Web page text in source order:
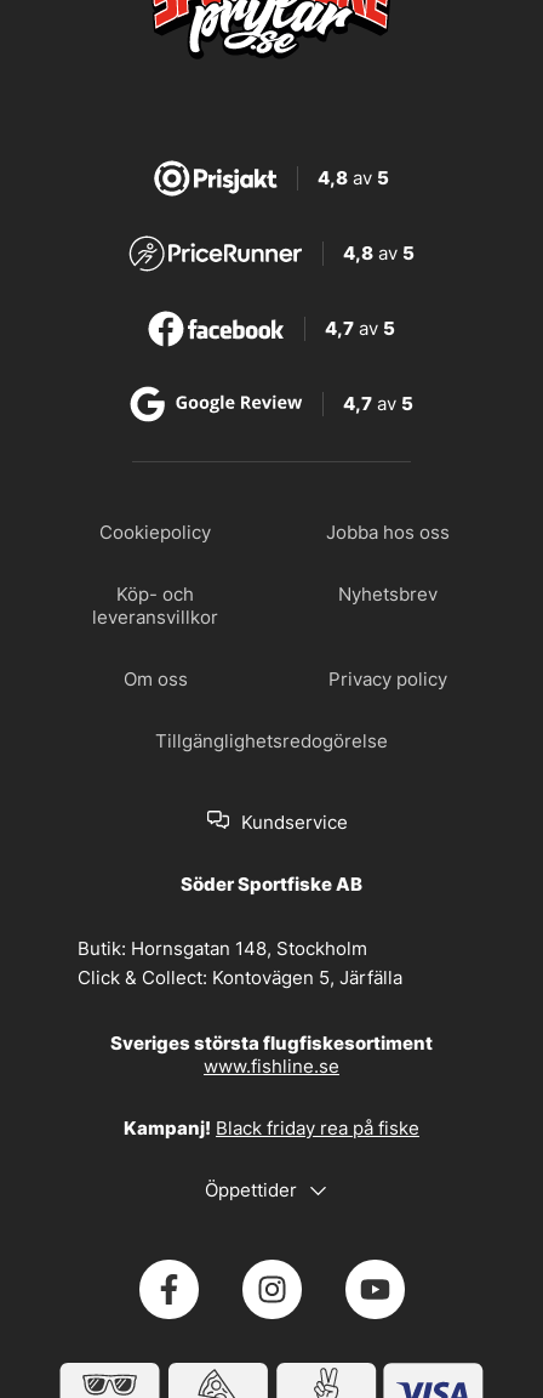
4,8av 5
4,8 av 5
4,7 av 5
4,7 av 5
Cookiepolicy Jobba hos oss
Köp- och
leveransvillkor
Nyhetsbrev
Om oss Privacy policy
Tillgänglighetsredogörelse
Kundservice
Söder Sportfiske AB
Butik: Hornsgatan 148, Stockholm
Click & Collect: Kontovägen 5, Järfälla
Sveriges största flugfiskesortiment
www.fishline.se
Kampanj! Black friday rea på fiske
Öppettider